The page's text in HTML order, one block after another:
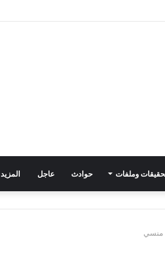
وملفات حوادث عاجل المزيد
منسي